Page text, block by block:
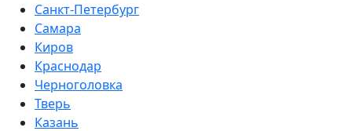
Санкт-Петербург
Самара
Киров
Краснодар
Черноголовка
Тверь
Казань